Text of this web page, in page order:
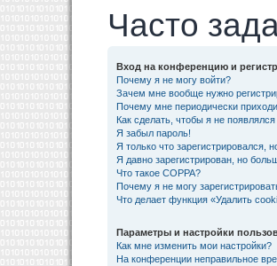
Часто
Вход на конференцию и
Почему я не могу войти?
Зачем мне вообще нужно
Почему мне периодически
Как сделать, чтобы я не
Я забыл пароль!
Я только что зарегистрировался,
Я давно зарегистрирован, но
Что такое COPPA?
Почему я не могу
Что делает функция «Удалить
Параметры и настройки
Как мне изменить мои настройки?
На конференции неправильное